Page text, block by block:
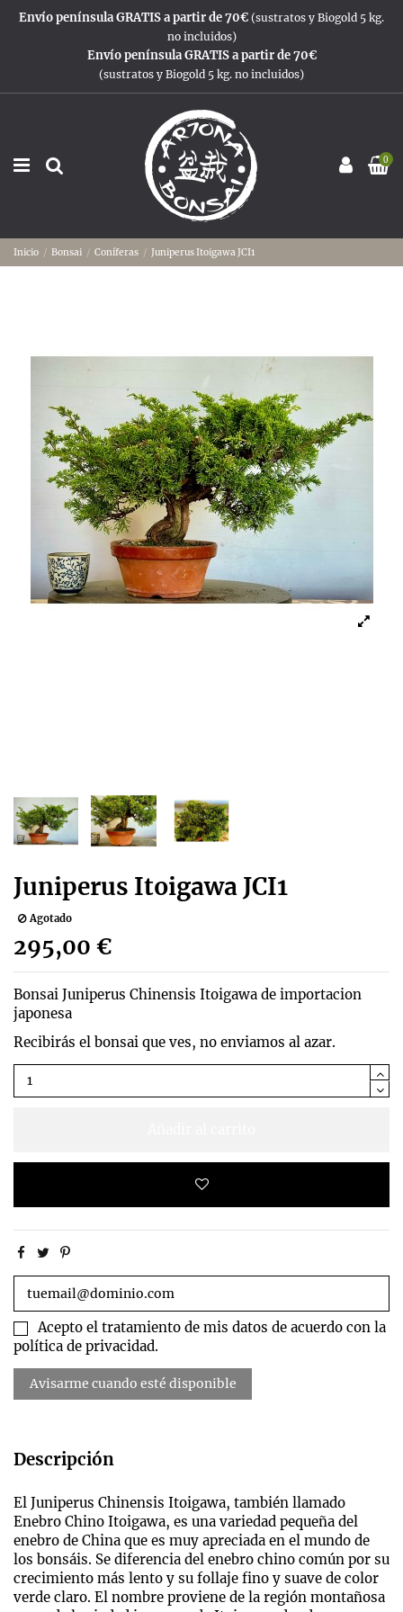
Envío península GRATIS a partir de 70€ (sustratos y Biogold 5 kg.
no incluidos)
Envío península GRATIS a partir de 70€
(sustratos y Biogold 5 kg. no incluidos)
0
Inicio Bonsai Coníferas Juniperus Itoigawa JCI1
Juniperus Itoigawa JCI1
Agotado
295,00 €
Bonsai Juniperus Chinensis Itoigawa de importacion
japonesa
Recibirás el bonsai que ves, no enviamos al azar.
Acepto el tratamiento de mis datos de acuerdo con la
política de privacidad.
Descripción
El Juniperus Chinensis Itoigawa, también llamado
Enebro Chino Itoigawa, es una variedad pequeña del
enebro de China que es muy apreciada en el mundo de
los bonsáis. Se diferencia del enebro chino común por su
crecimiento más lento y su follaje fino y suave de color
verde claro. El nombre proviene de la región montañosa